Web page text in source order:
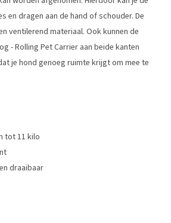
en dragen aan de hand of schouder. De
ventilerend materiaal. Ook kunnen de
- Rolling Pet Carrier aan beide kanten
je hond genoeg ruimte krijgt om mee te
tot 11 kilo
draaibaar